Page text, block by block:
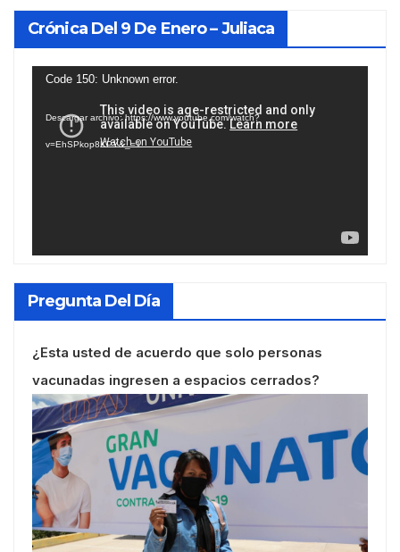
Crónica Del 9 De Enero – Juliaca
Reproductor
vídeo
Code 150: Unknown error.
Descargar archivo: https://www.youtube.com/watch?
v=EhSPkop8KPY&_=1
Pregunta Del Día
¿Esta usted de acuerdo que solo personas
vacunadas ingresen a espacios cerrados?